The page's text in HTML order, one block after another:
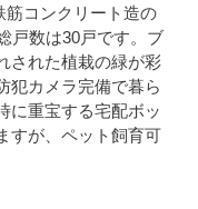
筋コンクリート造の
戸数は30戸です。ブ
された植栽の緑が彩
犯カメラ完備で暮ら
に重宝する宅配ボッ
すが、ペット飼育可